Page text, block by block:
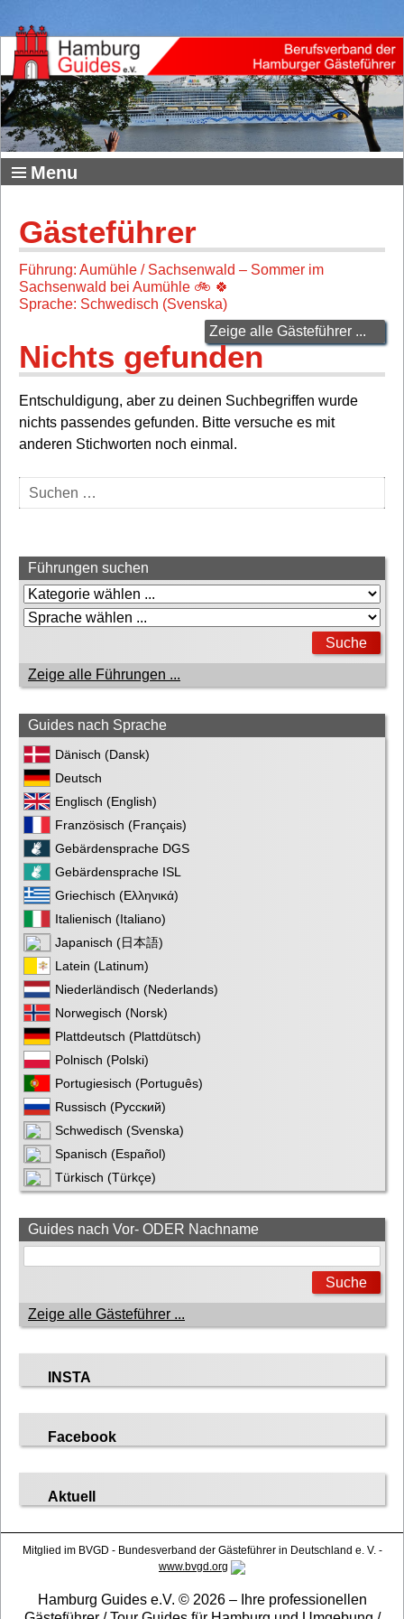
Menu
Gästeführer
Führung: Aumühle / Sachsenwald – Sommer im
Sachsenwald bei Aumühle 🚲 🍀
Sprache: Schwedisch (Svenska)
Zeige alle Gästeführer ...
Nichts gefunden
Entschuldigung, aber zu deinen Suchbegriffen wurde
nichts passendes gefunden. Bitte versuche es mit
anderen Stichworten noch einmal.
Suchen
nach:
Führungen suchen
Zeige alle Führungen ...
Guides nach Sprache
Dänisch (Dansk)
Deutsch
Englisch (English)
Französisch (Français)
Gebärdensprache DGS
Gebärdensprache ISL
Griechisch (Ελληνικά)
Italienisch (Italiano)
Japanisch (日本語)
Latein (Latinum)
Niederländisch (Nederlands)
Norwegisch (Norsk)
Plattdeutsch (Plattdütsch)
Polnisch (Polski)
Portugiesisch (Português)
Russisch (Русский)
Schwedisch (Svenska)
Spanisch (Español)
Türkisch (Türkçe)
Guides nach Vor- ODER Nachname
Zeige alle Gästeführer ...
INSTA
Facebook
Aktuell
Mitglied im BVGD - Bundesverband der Gästeführer in Deutschland e. V. -
www.bvgd.org
Hamburg Guides e.V. © 2026 – Ihre professionellen